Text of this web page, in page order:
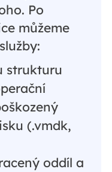
Po
můžeme
strukturu
(.vmdk,
oddíl a